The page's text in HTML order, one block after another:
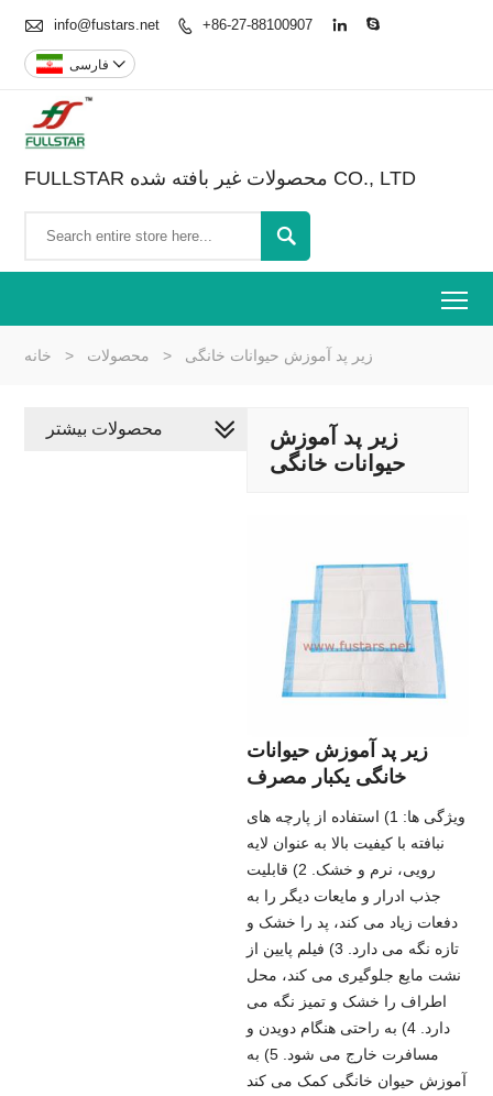
 info@fustars.net  +86-27-88100907  
فارسی 
FULLSTAR محصولات غیر بافته شده CO., LTD

خانه > محصولات > زیر پد آموزش حیوانات خانگی
زیر پد آموزش
حیوانات خانگی
زیر پد آموزش حیوانات
خانگی یکبار مصرف
ویژگی ها: 1) استفاده از پارچه های
نبافته با کیفیت بالا به عنوان لایه
رویی، نرم و خشک. 2) قابلیت
جذب ادرار و مایعات دیگر را به
دفعات زیاد می کند، پد را خشک و
تازه نگه می دارد. 3) فیلم پایین از
نشت مایع جلوگیری می کند، محل
اطراف را خشک و تمیز نگه می
دارد. 4) به راحتی هنگام دویدن و
مسافرت خارج می شود. 5) به
آموزش حیوان خانگی کمک می کند
محصولات بیشتر